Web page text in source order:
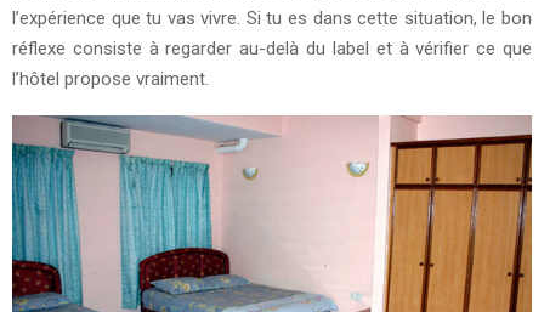
l’expérience que tu vas vivre. Si tu es dans cette situation, le bon
réflexe consiste à regarder au-delà du label et à vérifier ce que
l’hôtel propose vraiment.